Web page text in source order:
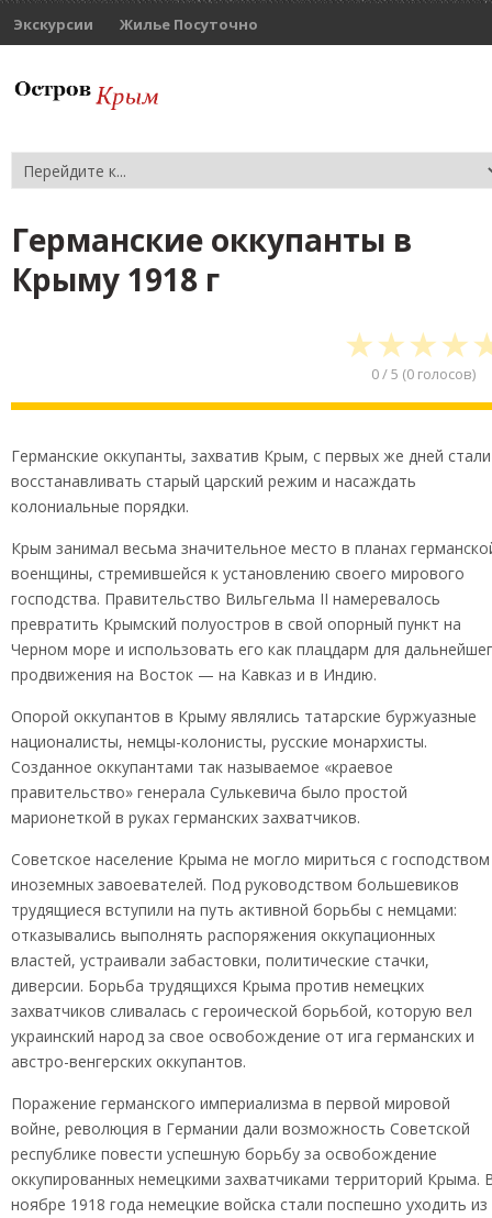
Экскурсии Жилье Посуточно
Германские оккупанты в
Крыму 1918 г
★★★★
0/5 (0 голосов)
Германские оккупанты, захватив Крым, с первых же дней стали
восстанавливать старый царский режим и насаждать
колониальные порядки.
Крым занимал весьма значительное место в планах
военщины, стремившейся к установлению своего мирового
господства. Правительство Вильгельма II намеревалось
превратить Крымский полуостров в свой опорный пункт на
Черном море и использовать его как плацдарм для
продвижения на Восток — на Кавказ и в Индию.
Опорой оккупантов в Крыму являлись татарские буржуазные
националисты, немцы-колонисты, русские монархисты.
Созданное оккупантами так называемое «краевое
правительство» генерала Сулькевича было простой
марионеткой в руках германских захватчиков.
Советское население Крыма не могло мириться с господством
иноземных завоевателей. Под руководством большевиков
трудящиеся вступили на путь активной борьбы с немцами:
отказывались выполнять распоряжения оккупационных
властей, устраивали забастовки, политические стачки,
диверсии. Борьба трудящихся Крыма против немецких
захватчиков сливалась с героической борьбой, которую вел
украинский народ за свое освобождение от ига германских и
австро-венгерских оккупантов.
Поражение германского империализма в первой мировой
войне, революция в Германии дали возможность Советской
республике повести успешную борьбу за освобождение
оккупированных немецкими захватчиками территорий Крыма.
ноябре 1918 года немецкие войска стали поспешно уходить из